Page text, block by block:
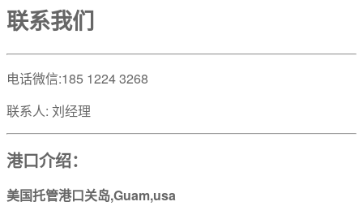
联系我们
电话微信:185 1224 3268
联系人: 刘经理
港口介绍：
美国托管港口关岛,Guam,usa